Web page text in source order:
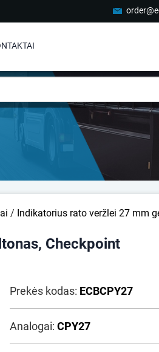
/ Indikatorius rato veržlei 27 mm
Checkpoint
Prekės kodas: ECBCPY27
Analogai: CPY27